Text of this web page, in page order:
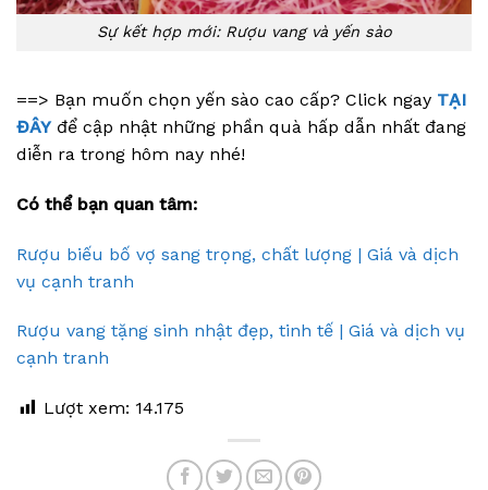
Sự kết hợp mới: Rượu vang và yến sào
==> Bạn muốn chọn yến sào cao cấp? Click ngay TẠI
ĐÂYđể cập nhật những phần quà hấp dẫn nhất đang
diễn ra trong hôm nay nhé!
Có thể bạn quan tâm:
Rượu biếu bố vợ sang trọng, chất lượng | Giá và dịch
vụ cạnh tranh
Rượu vang tặng sinh nhật đẹp, tinh tế | Giá và dịch vụ
cạnh tranh
Lượt xem: 14.175